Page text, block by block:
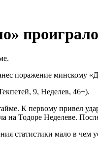
поражение минскому
9, Неделев, 46+).
К первому привел
на Тодоре Неделеве.
статистики мало в